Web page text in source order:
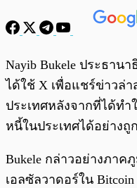
Nayib Bukele ประธาน
ได้ใช้ X เพื่อแชร์ข่าวล่
ประเทศหลังจากที่ได้ทำ
หนี้ในประเทศได้อย่างถู
Bukele กล่าวอย่างภาค
เอลซัลวาดอร์ใน